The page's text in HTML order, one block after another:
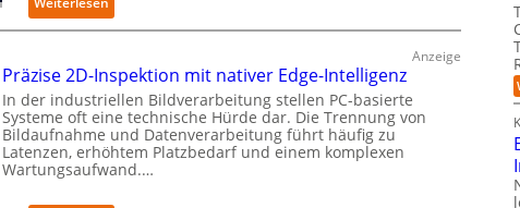
E
K
o
m
m
i
s
Anzeige
Präzise 2D-Inspektion mit nativer Edge-Intelligenz
In der industriellen Bildverarbeitung stellen PC-basierte
Systeme oft eine technische Hürde dar. Die Trennung von
Bildaufnahme und Datenverarbeitung führt häufig zu
Latenzen, erhöhtem Platzbedarf und einem komplexen
Wartungsaufwand.…